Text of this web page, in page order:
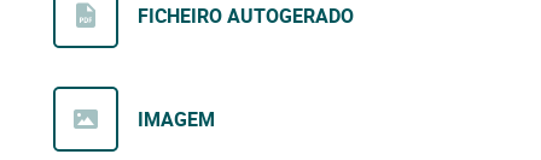
FICHEIRO AUTOGERADO
IMAGEM